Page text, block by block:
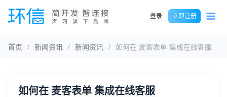
登录 立即注册
首页 / 新闻资讯 / 新闻资讯 / 如何在 麦客表单 集成在线客服
如何在 麦客表单 集成在线客服